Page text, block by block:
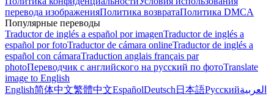
перевода изображенияПолитика возвратаПолитика DMCA
Популярные переводы
Traductor de inglés a español por imagenTraductor de inglés a
español por fotoTraductor de cámara onlineTraductor de inglés a
español con cámaraTraduction anglais français par
photoПереводчик с английского на русский по фотоTranslate
image to English
English简体中文繁體中文EspañolDeutsch 日本語Русскийالعربية